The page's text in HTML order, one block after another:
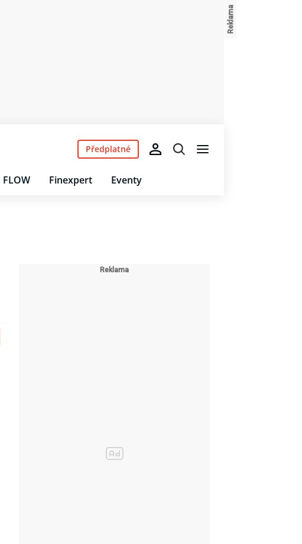
FLOW Finexpert Eventy
Předplatné